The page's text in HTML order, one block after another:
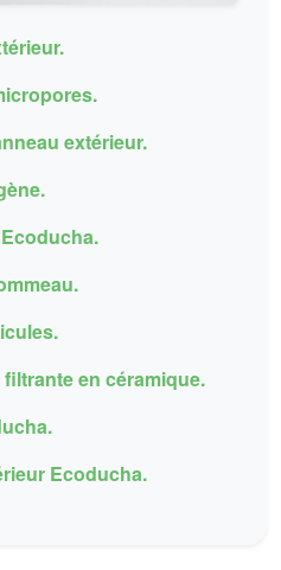
extérieur.
en céramique.
Ecoducha.